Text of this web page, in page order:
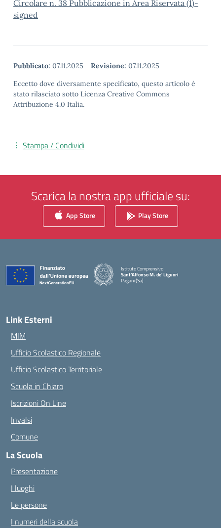
Circolare n. 38 Pubblicazione in Area Riservata (1)-
signed
Pubblicato: 07.11.2025 - Revisione: 07.11.2025
Eccetto dove diversamente specificato, questo articolo è
stato rilasciato sotto Licenza Creative Commons
Attribuzione 4.0 Italia.
Stampa / Condividi
Scarica la nostra app ufficiale su:
App Store Play Store
Istituto Comprensivo
Sant'Alfonso M. de' Liguori
Pagani (Sa)
— Visita la pagina iniziale della scuola
Link Esterni
MIM
Ufficio Scolastico Regionale
Ufficio Scolastico Territoriale
Scuola in Chiaro
Iscrizioni On Line
Invalsi
Comune
La Scuola
Presentazione
I luoghi
Le persone
I numeri della scuola